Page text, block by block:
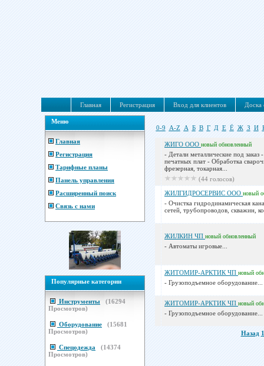
Главная Регистрация Вход для клиентов Доска
Меню
Главная
Регистрация
Тарифные планы
Панель управления
Расширенный поиск
Связь с нами
Популярные категории
Инструменты (16294
Просмотров)
Оборудование (15681
Просмотров)
Спецодежда (14374
Просмотров)
0-9 A-Z А Б В Г Д Е Ё Ж З И
ЖИГО ООО новый обновленный
- Детали металлические под
печатных плат - Обработка
фрезерная, токарная...
(44 голосов)
ЖИЛГИДРОСЕРВИС ООО новый
- Очистка гидродинамическая
сетей, трубопроводов, скважин,
ЖИЛКИН ЧП новый обновленный
- Автоматы игровые...
ЖИТОМИР-АРКТИК ЧП новый
- Грузоподъемное оборудование...
ЖИТОМИР-АРКТИК ЧП новый
- Грузоподъемное оборудование...
Назад 1